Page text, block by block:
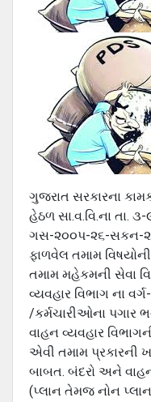
ગુજરાત સરકારના
હેઠળ સા.વ.વિ.ના તા.
ગસ-૨૦૦પ-૨૬-સકન-
ફાળવેલ તમામ
તમામ મહેકમની સેવા
વ્યવહાર વિભાગ ના
/કર્મચારીઓના પગાર
વાહન વ્યવહાર
એવી તમામ પ્રકારની
બાબત. બંદરો અને
(પ્લાન તેમજ નોન